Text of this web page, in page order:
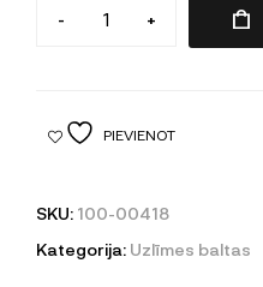
- +
PIEVIENOT
SKU: 100-00418
Kategorija: Uzlīmes baltas